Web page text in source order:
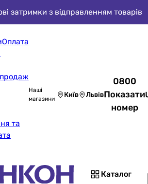
затримки з відправленням товарів
Оплата
та
Наші
магазини
Київ Львів
0800
Показати
номер
Каталог